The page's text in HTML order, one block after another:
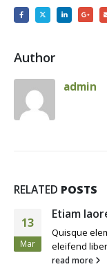
Author
admin
RELATED POSTS
13
Mar
Etiam
Quisque
eleifend
read more